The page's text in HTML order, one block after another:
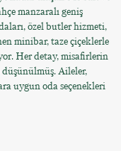
manzaralı geniş
özel butler hizmeti,
minibar, taze çiçeklerle
Her detay, misafirlerin
Aileler,
uygun oda seçenekleri